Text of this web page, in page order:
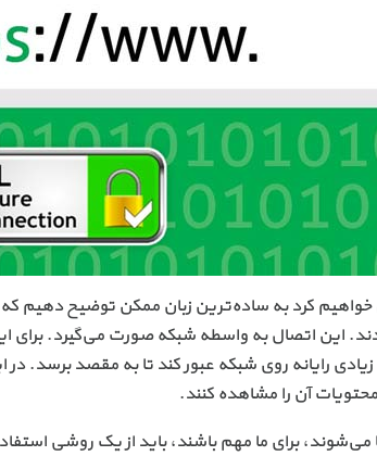
این اتصال به واسطه شبکه صورت می‌گیرد. برای
رایانه روی شبکه عبور کند تا به مقصد برسد. در
آن را مشاهده کنند.
می‌شوند، برای ما مهم باشند، باید از یک روشی